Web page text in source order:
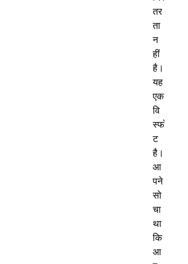
तर
ता
न
हीं
है।
यह
एक
वि
स्फो
ट
है।
आ
पने
सो
चा
था
कि
आ